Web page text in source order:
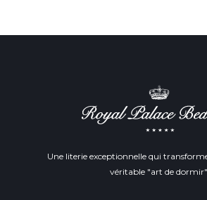
Une literie exceptionnelle qui
véritable "art de dormir".